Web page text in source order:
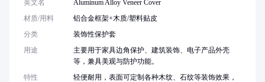
英文名
Aluminum Alloy Veneer Cover
材质/用料
铝合金框架+木质/塑料贴皮
分类
装饰性保护套
用途
主要用于家具边角保护、建筑装饰、电子产品外壳
等，兼具美观与防护功能。
特性
轻便耐用，表面可定制各种木纹、石纹等装饰效果，